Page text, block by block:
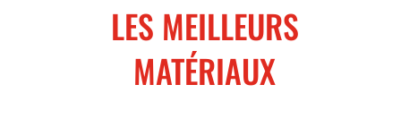
LES MEILLEURS
MATÉRIAUX